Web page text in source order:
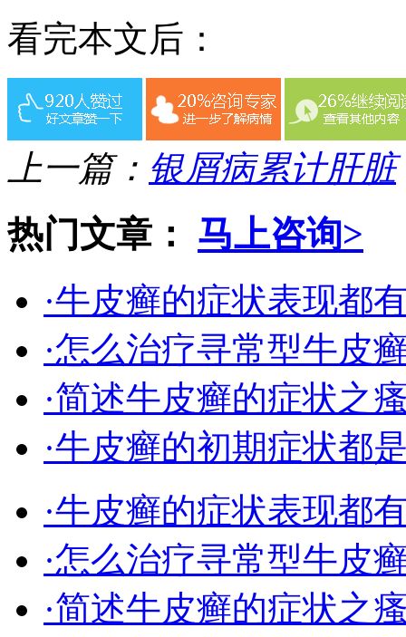
看完本文后：
上一篇： 银屑病累计肝脏
热门文章： 马上咨询>
·牛皮癣的症状表现都
·怎么治疗寻常型牛皮
·简述牛皮癣的症状之
·牛皮癣的初期症状都
·牛皮癣的症状表现都
·怎么治疗寻常型牛皮
·简述牛皮癣的症状之